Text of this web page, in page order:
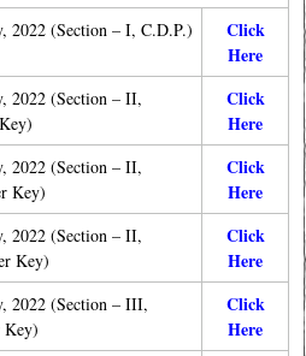
2022 (Section – I, C.D.P.)
Click
Here
2022(Section – II,
Click
Here
2022 (Section – II,
Key)
Click
Here
2022 (Section – II,
Key)
Click
Here
2022(Section – III,
Key)
Click
Here